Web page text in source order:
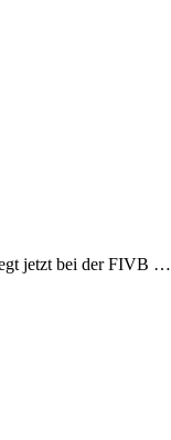
jetzt bei der FIVB …